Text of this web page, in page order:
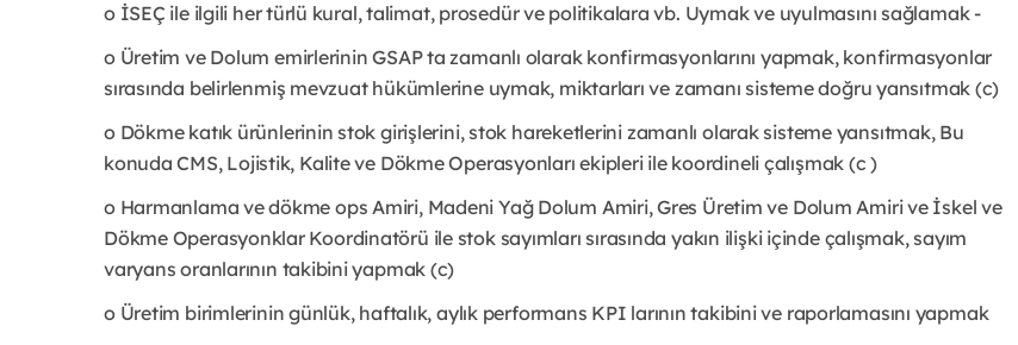
o İSEÇ ile ilgili her türlü kural, talimat, prosedür ve politikalara vb. Uymak ve uyulmasını sağlamak -
o Üretim ve Dolum emirlerinin GSAP ta zamanlı olarak konfirmasyonlarını yapmak, konfirmasyonlar
sırasında belirlenmiş mevzuat hükümlerine uymak, miktarları ve zamanı sisteme doğru yansıtmak (c)
o Dökme katık ürünlerinin stok girişlerini, stok hareketlerini zamanlı olarak sisteme yansıtmak, Bu
konuda CMS, Lojistik, Kalite ve Dökme Operasyonları ekipleri ile koordineli çalışmak (c )
o Harmanlama ve dökme ops Amiri, Madeni Yağ Dolum Amiri, Gres Üretim ve Dolum Amiri ve İskel ve
Dökme Operasyonklar Koordinatörü ile stok sayımları sırasında yakın ilişki içinde çalışmak, sayım
varyans oranlarının takibini yapmak (c)
o Üretim birimlerinin günlük, haftalık, aylık performans KPI larının takibini ve raporlamasını yapmak